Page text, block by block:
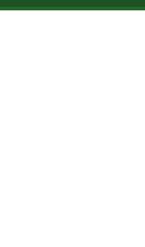
Skip to main content